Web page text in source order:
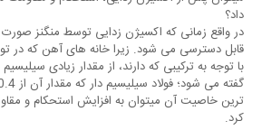
داد؟
در واقع زمانی که اکسیژن زدایی توسط منگنز
قابل دسترسی می شود. زیرا خانه های آهن که در
با توجه به ترکیبی که دارند، از مقدار زیادی
ترین خاصیت آن میتوان به افزایش استحکام و
کرد.